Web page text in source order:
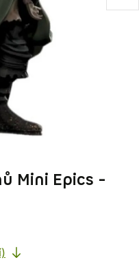
Mini Epics -